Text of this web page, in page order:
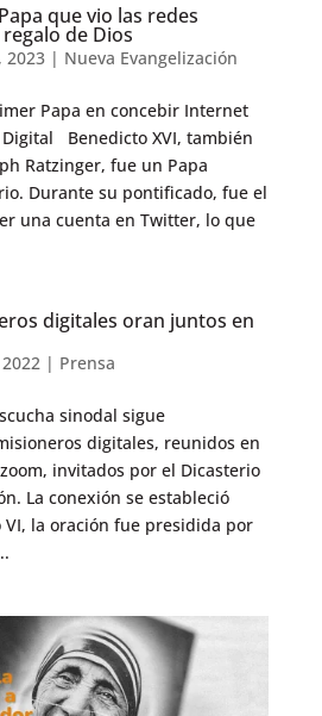
que vio las redes
de Dios
2023| Nueva Evangelización
Papa en concebir Internet
Benedicto XVI, también
Ratzinger, fue un Papa
Durante su pontificado, fue el
una cuenta en Twitter, lo que
digitales oran juntos en
| Prensa
sinodal sigue
digitales, reunidos en
invitados por el Dicasterio
La conexión se estableció
VI, la oración fue presidida por